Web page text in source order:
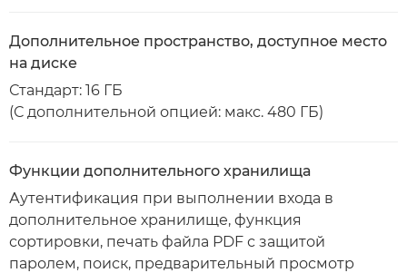
Дополнительное пространство, доступное место
на диске
Стандарт: 16 ГБ
(С дополнительной опцией: макс. 480 ГБ)
Функции дополнительного хранилища
Аутентификация при выполнении входа в
дополнительное хранилище, функция
сортировки, печать файла PDF с защитой
паролем, поиск, предварительный просмотр